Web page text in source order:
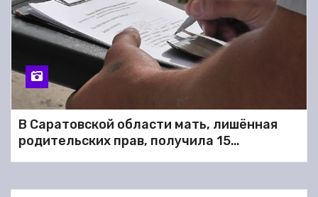
В Саратовской области мать, лишённая
родительских прав, получила 15